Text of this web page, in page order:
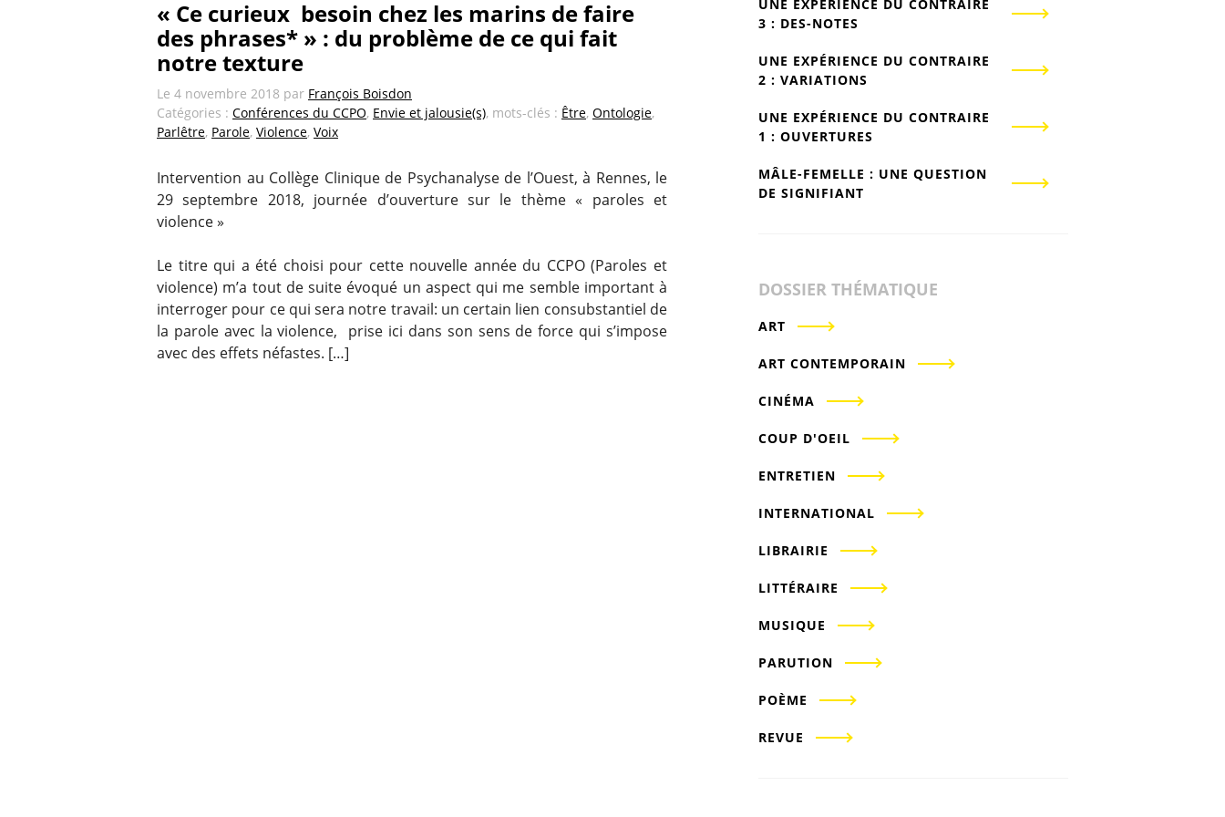
« Ce curieux besoin chez les marins de faire
des phrases* » : du problème de ce qui fait
notre texture
Le 4 novembre 2018 par François Boisdon
Catégories : Conférences du CCPO, Envie et jalousie(s), mots-clés : Être, Ontologie,
Parlêtre, Parole, Violence, Voix
Intervention au Collège Clinique de Psychanalyse de l’Ouest, à Rennes, le
29 septembre 2018, journée d’ouverture sur le thème « paroles et
violence »
Le titre qui a été choisi pour cette nouvelle année du CCPO (Paroles et
violence) m’a tout de suite évoqué un aspect qui me semble important à
interroger pour ce qui sera notre travail: un certain lien consubstantiel de
la parole avec la violence, prise ici dans son sens de force qui s’impose
avec des effets néfastes. […]
UNE EXPÉRIENCE DU CONTRAIRE
3 : DES-NOTES
UNE EXPÉRIENCE DU CONTRAIRE
2 : VARIATIONS
UNE EXPÉRIENCE DU CONTRAIRE
1 : OUVERTURES
MÂLE-FEMELLE : UNE QUESTION
DE SIGNIFIANT
DOSSIER THÉMATIQUE
ART
ART CONTEMPORAIN
CINÉMA
COUP D'OEIL
ENTRETIEN
INTERNATIONAL
LIBRAIRIE
LITTÉRAIRE
MUSIQUE
PARUTION
POÈME
REVUE